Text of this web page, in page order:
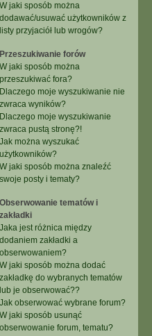
W jaki sposób można
dodawać/usuwać użytkowników z
listy przyjaciół lub wrogów?
Przeszukiwanie forów
W jaki sposób można
przeszukiwać fora?
Dlaczego moje wyszukiwanie nie
zwraca wyników?
Dlaczego moje wyszukiwanie
zwraca pustą stronę?!
Jak można wyszukać
użytkowników?
W jaki sposób można znaleźć
swoje posty i tematy?
Obserwowanie tematów i
zakładki
Jaka jest różnica między
dodaniem zakładki a
obserwowaniem?
W jaki sposób można dodać
zakładkę do wybranych tematów
lub je obserwować??
Jak obserwować wybrane forum?
W jaki sposób usunąć
obserwowanie forum, tematu?